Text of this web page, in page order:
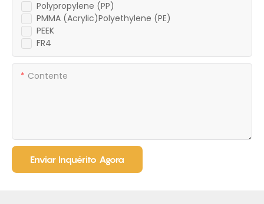
Polypropylene (PP)
PMMA (Acrylic)Polyethylene (PE)
PEEK
FR4
Contente
Enviar Inquérito Agora